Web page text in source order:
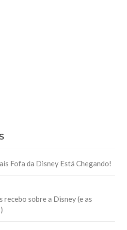
Fofa da Disney Está Chegando!
recebo sobre a Disney (e as